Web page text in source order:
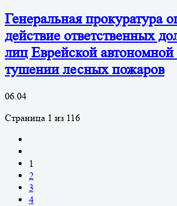
Генеральная прокуратура
действие ответственных
лиц Еврейской автономной
тушении лесных пожаров
06.04
Страница 1 из 116
1
2
3
4